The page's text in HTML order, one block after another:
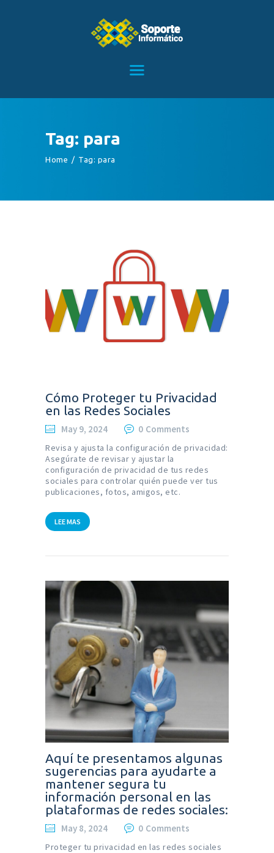
Tag: para
Home Tag: para
BLOG
TIENDA
Cómo Proteger tu Privacidad
en las Redes Sociales
May 9, 2024 0 Comments
Revisa y ajusta la configuración de privacidad:
Asegúrate de revisar y ajustar la
configuración de privacidad de tus redes
sociales para controlar quién puede ver tus
publicaciones, fotos, amigos, etc.
LEE MAS
Aquí te presentamos algunas
sugerencias para ayudarte a
mantener segura tu
información personal en las
plataformas de redes sociales:
May 8, 2024 0 Comments
Proteger tu privacidad en las redes sociales